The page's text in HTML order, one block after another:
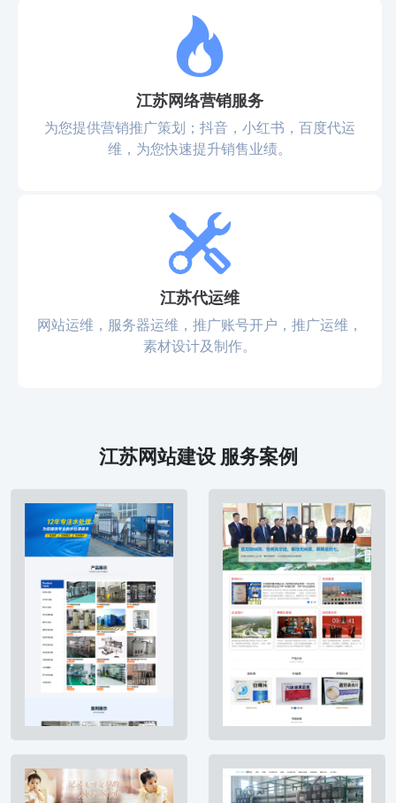
江苏网络营销服务
为您提供营销推广策划；抖音，小红书，百度代运
维，为您快速提升销售业绩。
江苏代运维
网站运维，服务器运维，推广账号开户，推广运维，
素材设计及制作。
江苏网站建设 服务案例